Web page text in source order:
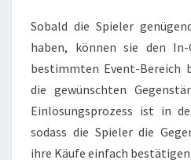
Sobald die Spieler
haben, können sie den In-
bestimmten Event-Bereich
die gewünschten
Einlösungsprozess ist in
sodass die Spieler die
ihre Käufe einfach